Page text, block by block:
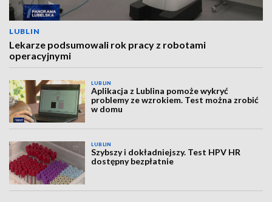
LUBLIN
Lekarze podsumowali rok pracy z robotami
operacyjnymi
LUBLIN
Aplikacja z Lublina pomoże wykryć
problemy ze wzrokiem. Test można zrobić
w domu
LUBLIN
Szybszy i dokładniejszy. Test HPV HR
dostępny bezpłatnie